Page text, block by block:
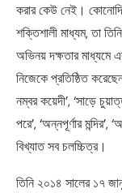
করার কেউ নেই।
শক্তিশালী মাধ্যম, তা
অভিনয় দক্ষতার মাধ্যমে
নিজেকে প্রতিষ্ঠিত
নম্বর কয়েদী’, ‘সাড়ে
পরে’, ‘অন্নপূর্ণার
বিখ্যাত সব চলচ্চিত্র।
তিনি ২০১৪ সালের ১৭